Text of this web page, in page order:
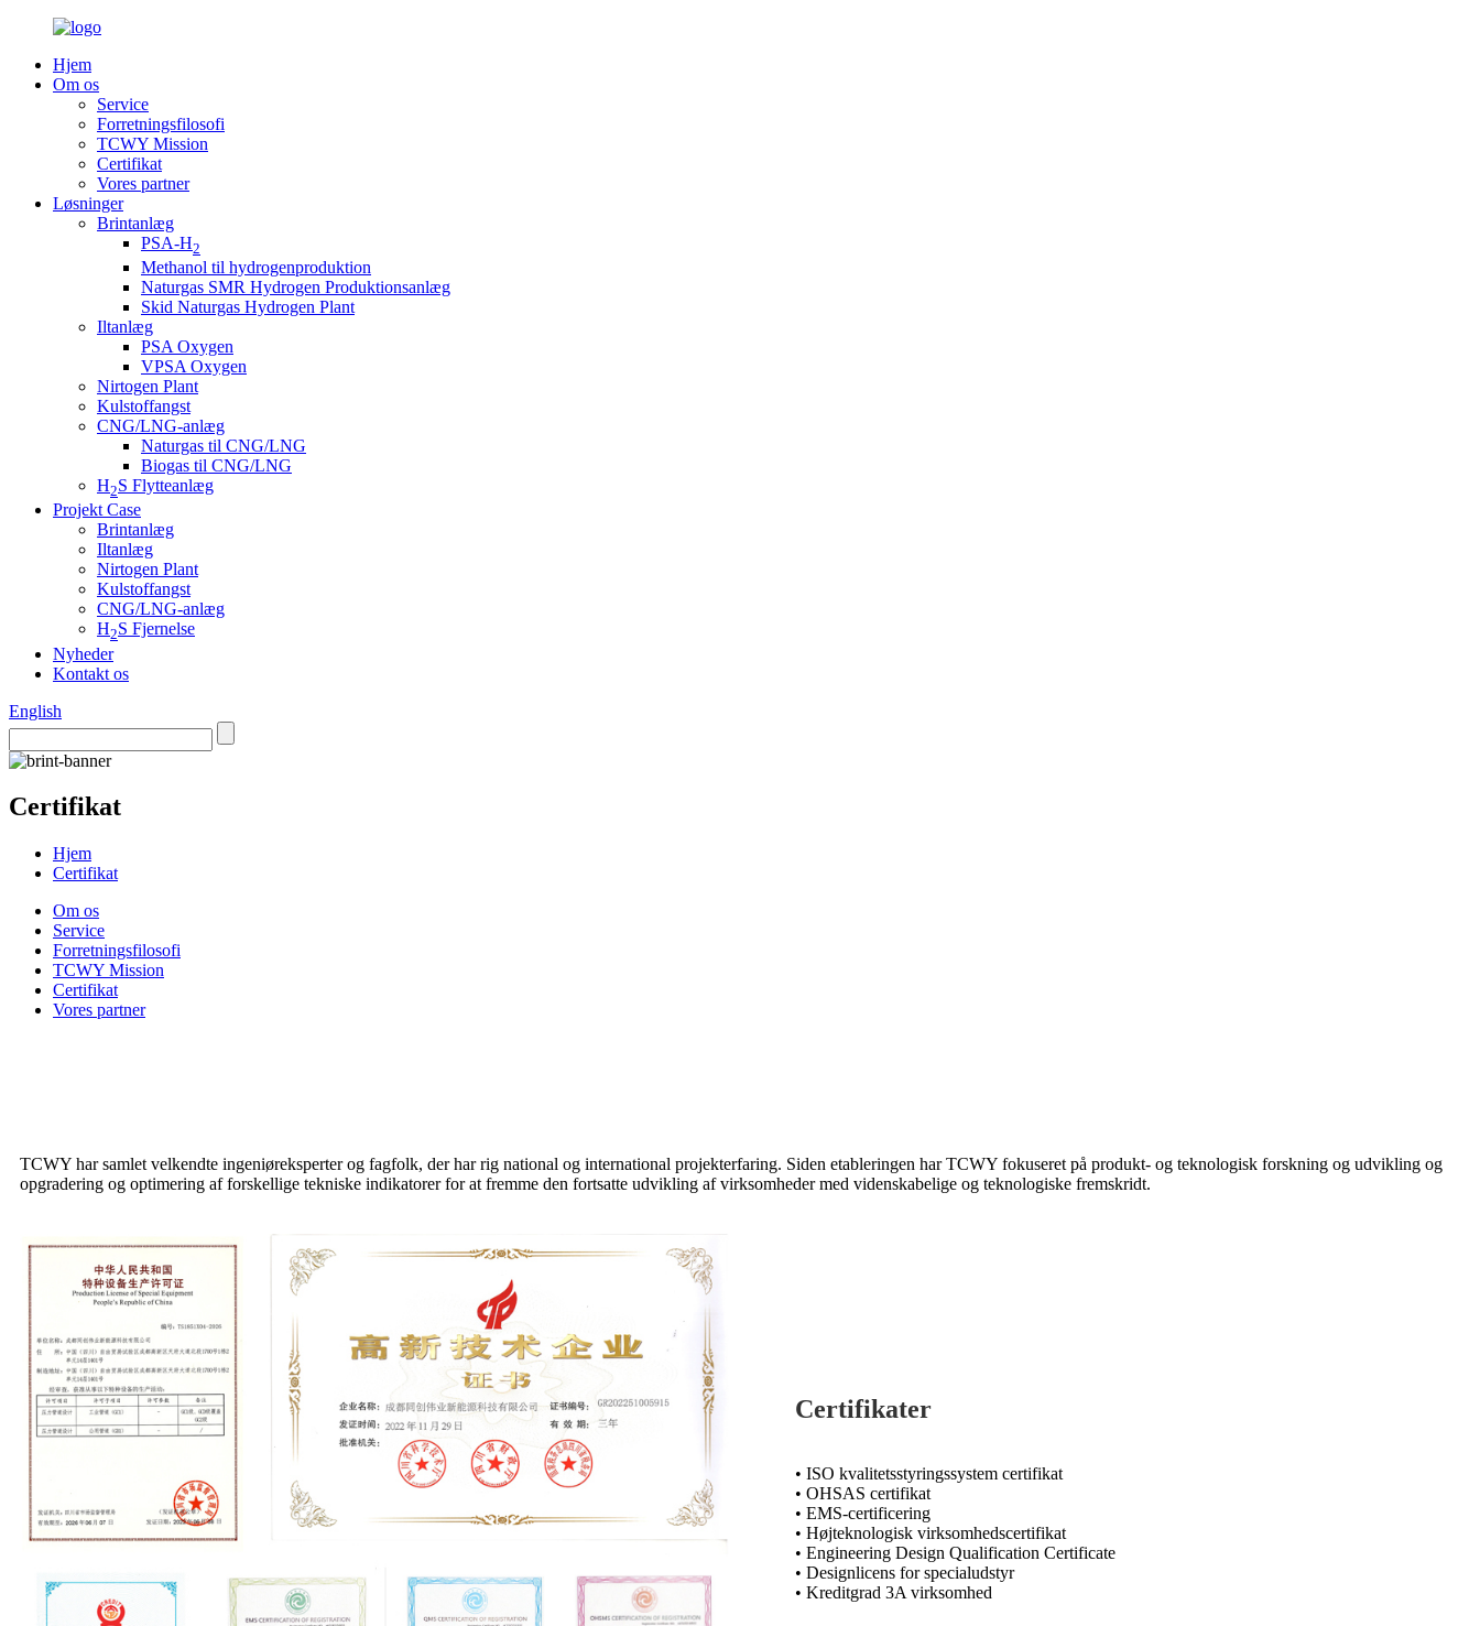
Hjem
Om os
Service
Forretningsfilosofi
TCWY Mission
Certifikat
Vores partner
Løsninger
Brintanlæg
PSA-H2
Methanol til hydrogenproduktion
Naturgas SMR Hydrogen Produktionsanlæg
Skid Naturgas Hydrogen Plant
Iltanlæg
PSA Oxygen
VPSA Oxygen
Nirtogen Plant
Kulstoffangst
CNG/LNG-anlæg
Naturgas til CNG/LNG
Biogas til CNG/LNG
H2S Flytteanlæg
Projekt Case
Brintanlæg
Iltanlæg
Nirtogen Plant
Kulstoffangst
CNG/LNG-anlæg
H2S Fjernelse
Nyheder
Kontakt os
English
Certifikat
Hjem
Certifikat
Om os
Service
Forretningsfilosofi
TCWY Mission
Certifikat
Vores partner
TCWY har samlet velkendte ingeniøreksperter og fagfolk, der har rig national og international projekterfaring. Siden etableringen har TCWY fokuseret på produkt- og teknologisk forskning og udvikling og
opgradering og optimering af forskellige tekniske indikatorer for at fremme den fortsatte udvikling af virksomheder med videnskabelige og teknologiske fremskridt.
Certifikater
• ISO kvalitetsstyringssystem certifikat
• OHSAS certifikat
• EMS-certificering
• Højteknologisk virksomhedscertifikat
• Engineering Design Qualification Certificate
• Designlicens for specialudstyr
• Kreditgrad 3A virksomhed